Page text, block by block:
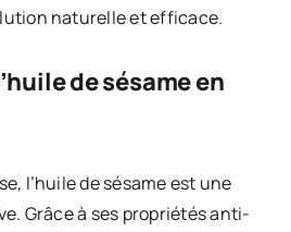
naturelle et efficace.
de sésame en
l’huile de sésame est une
Grâce à ses propriétés anti-